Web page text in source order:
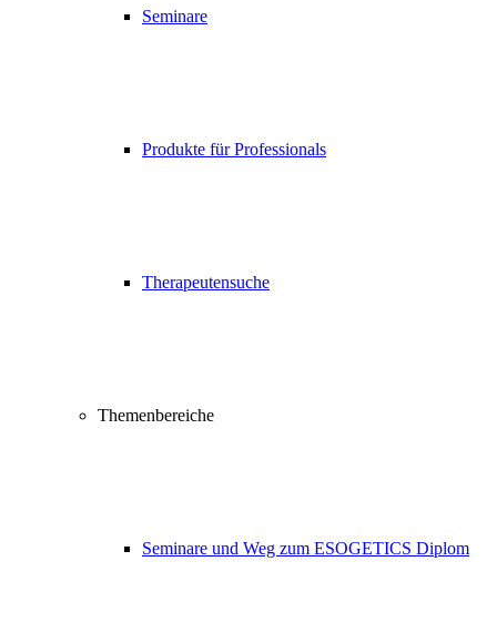
Seminare
Produkte für Professionals
Therapeutensuche
Themenbereiche
Seminare und Weg zum ESOGETICS Diplom